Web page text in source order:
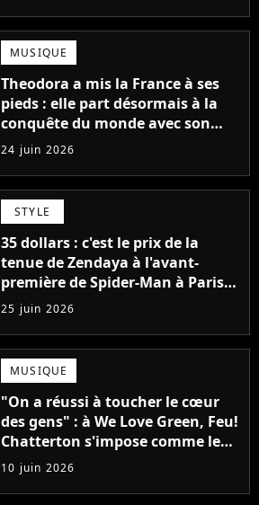
MUSIQUE
Theodora a mis la France à ses
pieds : elle part désormais à la
conquête du monde avec son
premier gros feat international
24 juin 2026
STYLE
35 dollars : c'est le prix de la
tenue de Zendaya à l'avant-
première de Spider-Man à Paris,
"Le style n'a pas besoin de coûter
une fortune"
25 juin 2026
MUSIQUE
"On a réussi à toucher le cœur
des gens" : à We Love Green, Feu!
Chatterton s'impose comme le
groupe rock français de sa
génération
10 juin 2026